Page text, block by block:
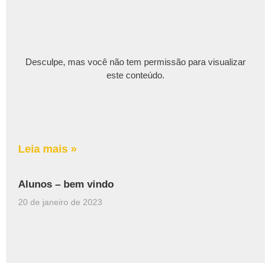
Desculpe, mas você não tem permissão para visualizar
este conteúdo.
Leia mais »
Alunos – bem vindo
20 de janeiro de 2023